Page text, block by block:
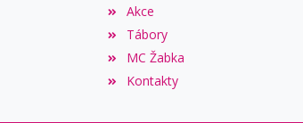
Akce
Tábory
MC Žabka
Kontakty